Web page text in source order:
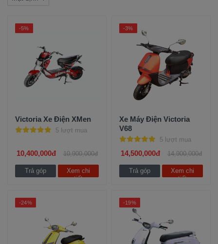
-5%
Victoria Xe Điện XMen
5 lượt mua
10,400,000đ 10,900,000đ
Trả góp
Xem chi
tiết
-3%
Xe Máy Điện Victoria
V68
5 lượt mua
14,500,000đ 14,900,000đ
Trả góp
Xem chi
tiết
-24% -19%